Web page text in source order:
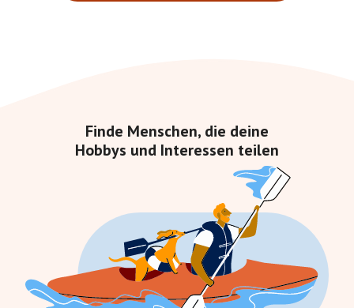
Finde Menschen, die deine
Hobbys und Interessen teilen